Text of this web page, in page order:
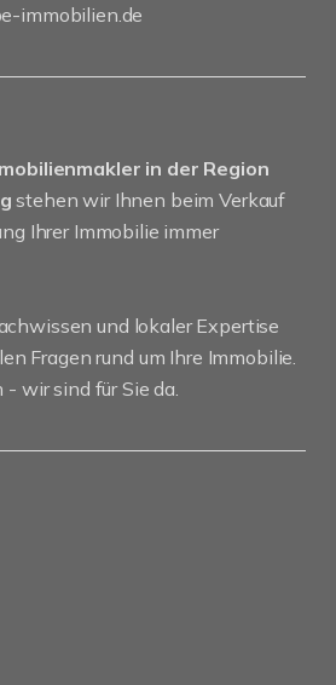
immobilien.de
in der Region
stehen wir Ihnen beim Verkauf
Ihrer Immobilie immer
und lokaler Expertise
Fragen rund um Ihre Immobilie.
wir sind für Sie da.